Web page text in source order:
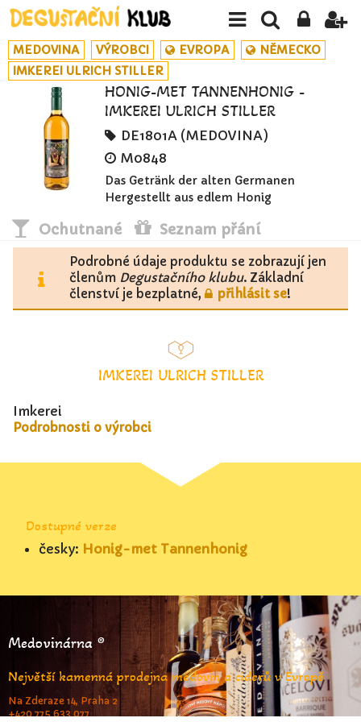
MEDOVINA VÝROBCI EVROPA
NĚMECKO
IMKEREI ULRICH STILLER
HONIG-MET TANNENHONIG -
IMKEREI ULRICH STILLER
DE1801A (MEDOVINA)
M0848
Das Getränk der alten Germanen
Hergestellt aus edlem Honig
Ochutnané Seznam přání
Podrobné údaje produktu se zobrazují jen
členům Degustačního klubu. Základní
členství je bezplatné,
přihlásit se!
IMKEREI ULRICH STILLER
Imkerei
Podrobnosti o výrobci
Dostupné verze
česky: Honig-met Tannenhonig
Medovinárna ®
Největší kamenná prodejna medovin a ciderů v Evropě
Na Zderaze 14, Praha 2
+420 775 633 077